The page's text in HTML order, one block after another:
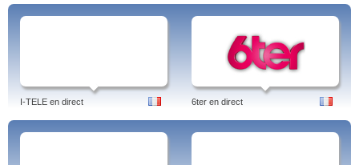
I-TELE en direct 6ter en direct